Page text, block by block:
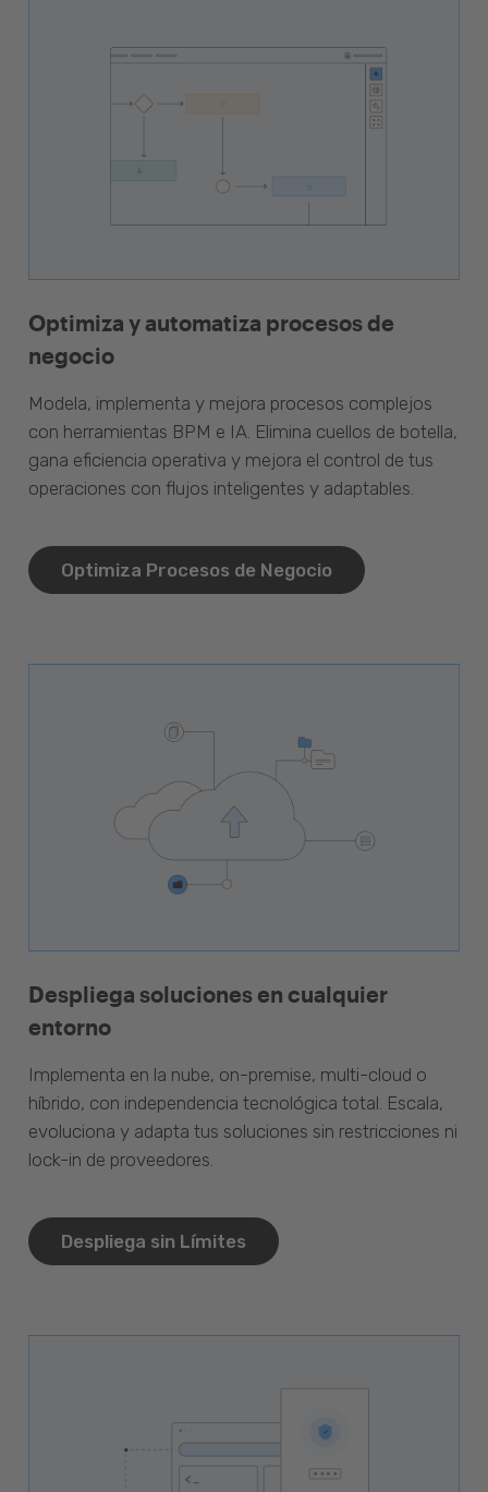
Optimiza y automatiza procesos de
negocio
Modela, implementa y mejora procesos complejos
con herramientas BPM e IA. Elimina cuellos de botella,
gana eficiencia operativa y mejora el control de tus
operaciones con flujos inteligentes y adaptables.
Optimiza Procesos de Negocio
Despliega soluciones en cualquier
entorno
Implementa en la nube, on-premise, multi-cloud o
híbrido, con independencia tecnológica total. Escala,
evoluciona y adapta tus soluciones sin restricciones ni
lock-in de proveedores.
Despliega sin Límites